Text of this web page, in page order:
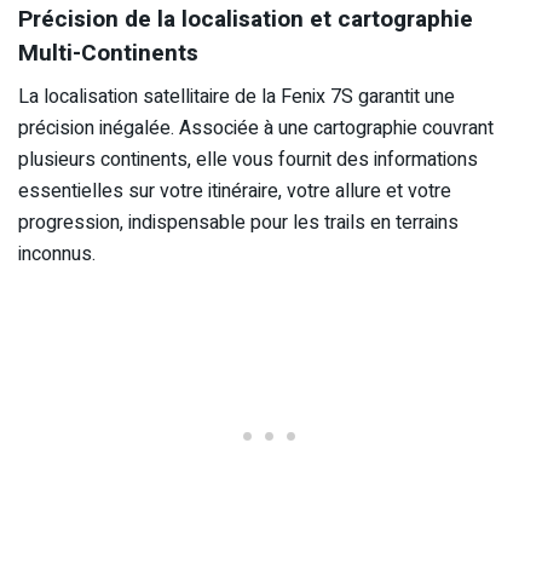
Précision de la localisation et cartographie
Multi-Continents
La localisation satellitaire de la Fenix 7S garantit une
précision inégalée. Associée à une cartographie couvrant
plusieurs continents, elle vous fournit des informations
essentielles sur votre itinéraire, votre allure et votre
progression, indispensable pour les trails en terrains
inconnus.